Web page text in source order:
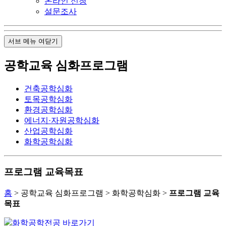
설문조사
서브 메뉴 여닫기
공학교육 심화프로그램
건축공학심화
토목공학심화
환경공학심화
에너지·자원공학심화
산업공학심화
화학공학심화
프로그램 교육목표
홈 > 공학교육 심화프로그램 > 화학공학심화 > 프로그램 교육
목표
화학공학전공 바로가기